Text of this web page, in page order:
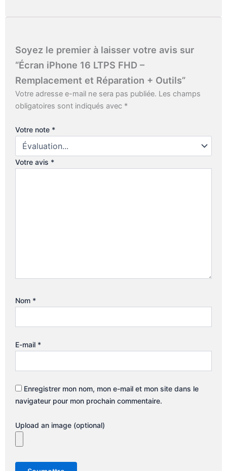
Soyez le premier à laisser votre avis sur
“Écran iPhone 16 LTPS FHD –
Remplacement et Réparation + Outils”
Votre adresse e-mail ne sera pas publiée. Les champs
obligatoires sont indiqués avec *
Votre note *
Votre avis *
Nom *
E-mail *
Enregistrer mon nom, mon e-mail et mon site dans le
navigateur pour mon prochain commentaire.
Upload an image (optional)